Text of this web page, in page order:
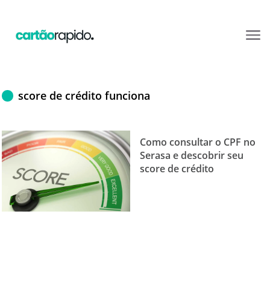
score de crédito funciona
Como consultar o CPF no
Serasa e descobrir seu
score de crédito